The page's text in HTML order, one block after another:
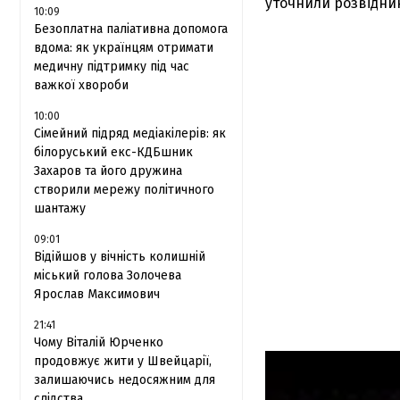
10:09
Безоплатна паліативна допомога
вдома: як українцям отримати
медичну підтримку під час
важкої хвороби
10:00
Сімейний підряд медіакілерів: як
білоруський екс-КДБшник
Захаров та його дружина
створили мережу політичного
шантажу
09:01
Відійшов у вічність колишній
міський голова Золочева
Ярослав Максимович
21:41
Чому Віталій Юрченко
продовжує жити у Швейцарії,
залишаючись недосяжним для